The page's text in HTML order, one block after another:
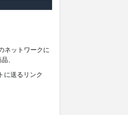
ネットワークに
、
に送るリンク